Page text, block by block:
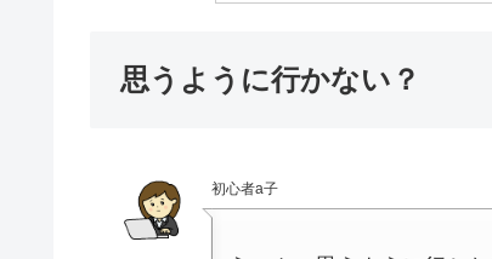
思うように行かない？
初心者a子